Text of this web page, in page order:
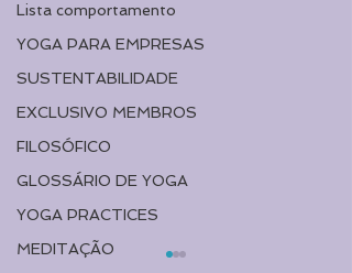
Lista comportamento
YOGA PARA EMPRESAS
SUSTENTABILIDADE
EXCLUSIVO MEMBROS
FILOSÓFICO
GLOSSÁRIO DE YOGA
YOGA PRACTICES
MEDITAÇÃO